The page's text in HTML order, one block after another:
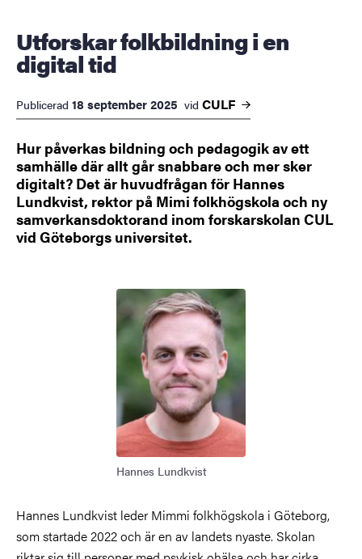
Utforskar folkbildning i en
digital tid
Publicerad 18 september 2025 vid CULF
Hur påverkas bildning och pedagogik av ett
samhälle där allt går snabbare och mer sker
digitalt? Det är huvudfrågan för Hannes
Lundkvist, rektor på Mimi folkhögskola och ny
samverkansdoktorand inom forskarskolan CUL
vid Göteborgs universitet.
Bild
Hannes Lundkvist
Hannes Lundkvist leder Mimmi folkhögskola i Göteborg,
som startade 2022 och är en av landets nyaste. Skolan